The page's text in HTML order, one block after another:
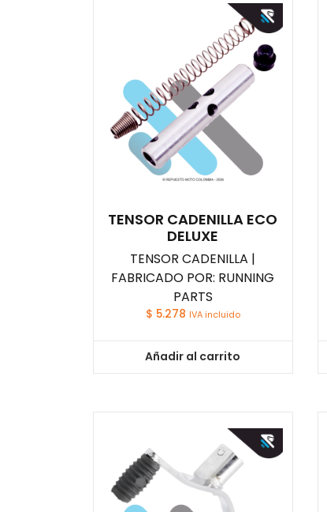
TENSOR CADENILLA ECO
DELUXE
TENSOR CADENILLA |
FABRICADO POR: RUNNING
PARTS
$ 5.278 IVA incluido
Añadir al carrito